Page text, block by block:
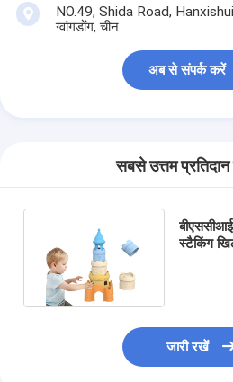
NO.49, Shida Road,
ग्वांगडोंग, चीन
अब से संपर्क करें
सबसे उत्तम प्रतिदान
स्टैकिंग
जारी रखें